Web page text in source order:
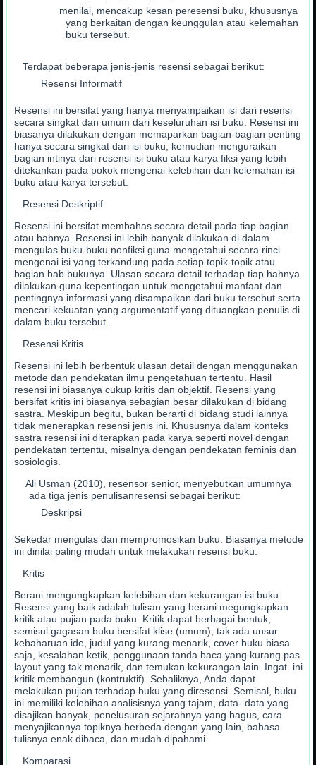
menilai, mencakup kesan peresensi buku, khususnya
yang berkaitan dengan keunggulan atau kelemahan
buku tersebut.
Terdapat beberapa jenis-jenis resensi sebagai berikut:
Resensi Informatif
Resensi ini bersifat yang hanya menyampaikan isi dari resensi
secara singkat dan umum dari keseluruhan isi buku. Resensi ini
biasanya dilakukan dengan memaparkan bagian-bagian penting
hanya secara singkat dari isi buku, kemudian menguraikan
bagian intinya dari resensi isi buku atau karya fiksi yang lebih
ditekankan pada pokok mengenai kelebihan dan kelemahan isi
buku atau karya tersebut.
Resensi Deskriptif
Resensi ini bersifat membahas secara detail pada tiap bagian
atau babnya. Resensi ini lebih banyak dilakukan di dalam
mengulas buku-buku nonfiksi guna mengetahui secara rinci
mengenai isi yang terkandung pada setiap topik-topik atau
bagian bab bukunya. Ulasan secara detail terhadap tiap hahnya
dilakukan guna kepentingan untuk mengetahui manfaat dan
pentingnya informasi yang disampaikan dari buku tersebut serta
mencari kekuatan yang argumentatif yang dituangkan penulis di
dalam buku tersebut.
Resensi Kritis
Resensi ini lebih berbentuk ulasan detail dengan menggunakan
metode dan pendekatan ilmu pengetahuan tertentu. Hasil
resensi ini biasanya cukup kritis dan objektif. Resensi yang
bersifat kritis ini biasanya sebagian besar dilakukan di bidang
sastra. Meskipun begitu, bukan berarti di bidang studi lainnya
tidak menerapkan resensi jenis ini. Khususnya dalam konteks
sastra resensi ini diterapkan pada karya seperti novel dengan
pendekatan tertentu, misalnya dengan pendekatan feminis dan
sosiologis.
Ali Usman (2010), resensor senior, menyebutkan umumnya
ada tiga jenis penulisanresensi sebagai berikut:
Deskripsi
Sekedar mengulas dan mempromosikan buku. Biasanya metode
ini dinilai paling mudah untuk melakukan resensi buku.
Kritis
Berani mengungkapkan kelebihan dan kekurangan isi buku.
Resensi yang baik adalah tulisan yang berani megungkapkan
kritik atau pujian pada buku. Kritik dapat berbagai bentuk,
semisul gagasan buku bersifat klise (umum), tak ada unsur
kebaharuan ide, judul yang kurang menarik, cover buku biasa
saja, kesalahan ketik, penggunaan tanda baca yang kurang pas.
layout yang tak menarik, dan temukan kekurangan lain. Ingat. ini
kritik membangun (kontruktif). Sebaliknya, Anda dapat
melakukan pujian terhadap buku yang diresensi. Semisal, buku
ini memiliki kelebihan analisisnya yang tajam, data- data yang
disajikan banyak, penelusuran sejarahnya yang bagus, cara
menyajikannya topiknya berbeda dengan yang lain, bahasa
tulisnya enak dibaca, dan mudah dipahami.
Komparasi